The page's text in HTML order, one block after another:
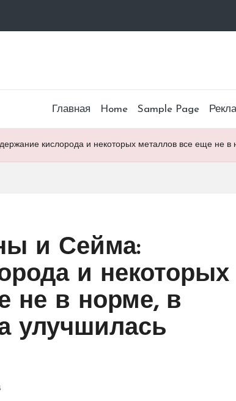
Главная Home Sample Page
кислорода и некоторых металлов все еще не в
и Сейма:
и некоторых
не в норме, в
улучшилась